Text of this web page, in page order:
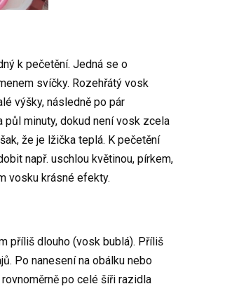
k pečetění. Jedná se o
svíčky. Rozehřátý vosk
výšky, následně po pár
minuty, dokud není vosk zcela
že je lžička teplá. K pečetění
např. uschlou květinou, pírkem,
vosku krásné efekty.
příliš dlouho (vosk bublá). Příliš
Po nanesení na obálku nebo
po celé šíři razidla